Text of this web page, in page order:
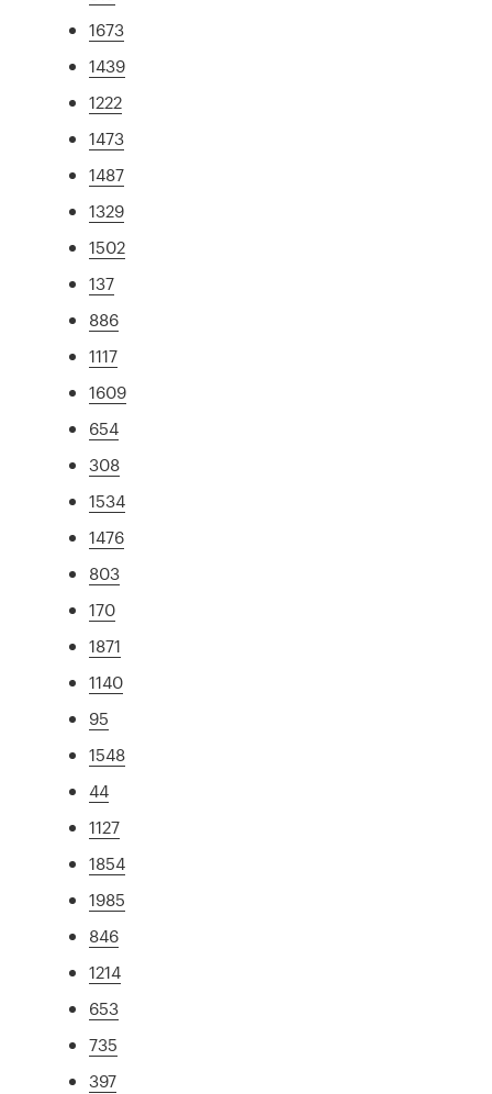
1673
1439
1222
1473
1487
1329
1502
137
886
1117
1609
654
308
1534
1476
803
170
1871
1140
95
1548
44
1127
1854
1985
846
1214
653
735
397